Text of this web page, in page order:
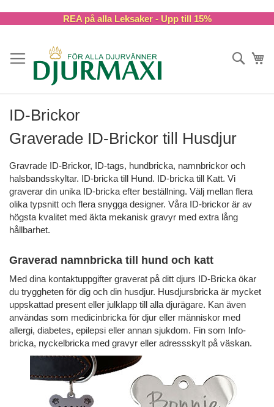
REA på alla Leksaker - Upp till 15%
Sök
ID-Brickor
Graverade ID-Brickor till Husdjur
Gravrade ID-Brickor, ID-tags, hundbricka, namnbrickor och
halsbandsskyltar. ID-bricka till Hund. ID-bricka till Katt. Vi
graverar din unika ID-bricka efter beställning. Välj mellan flera
olika typsnitt och flera snygga designer. Våra ID-brickor är av
högsta kvalitet med äkta mekanisk gravyr med extra lång
hållbarhet.
Graverad namnbricka till hund och katt
Med dina kontaktuppgifter graverat på ditt djurs ID-Bricka ökar
du tryggheten för dig och din husdjur. Husdjursbricka är mycket
uppskattad present eller julklapp till alla djurägare. Kan även
användas som medicinbricka för djur eller människor med
allergi, diabetes, epilepsi eller annan sjukdom. Fin som Info-
bricka, nyckelbricka med gravyr eller adressskylt på väskan.